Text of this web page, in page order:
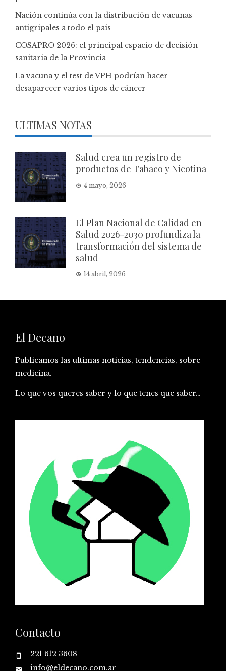
Nación continúa con la distribución de vacunas
antigripales a todo el país
COSAPRO 2026: el principal espacio de decisión
sanitaria de la Provincia
La vacuna y el test de VPH podrían hacer
desaparecer varios tipos de cáncer
ULTIMAS NOTAS
Salud crea un registro de
productos de Tabaco y Nicotina
4 mayo, 2026
El Plan Nacional de Calidad en
Salud 2026-2030 profundiza la
transformación del sistema de
salud
14 abril, 2026
El Decano
Publicamos las ultimas noticias, tendencias, sobre
medicina.
Lo que vos queres saber y lo que tenes que saber…
Contacto
221 612 3608
info@eldecano.com.ar